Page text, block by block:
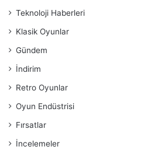
Teknoloji Haberleri
Klasik Oyunlar
Gündem
İndirim
Retro Oyunlar
Oyun Endüstrisi
Fırsatlar
İncelemeler